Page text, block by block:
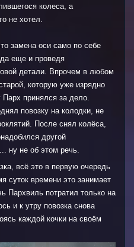
колеса, а
не хотел.
замена оси само по себе
еще и проведя
детали. Впрочем в любом
которую уже изрядно
принялся за дело.
повозку на колодки, не
После снял колёса,
другой
ну не об этом речь.
всё это в первую очередь
суток времени это занимает
Пархвиль потратил только на
и к утру повозка снова
каждой кочки на своём